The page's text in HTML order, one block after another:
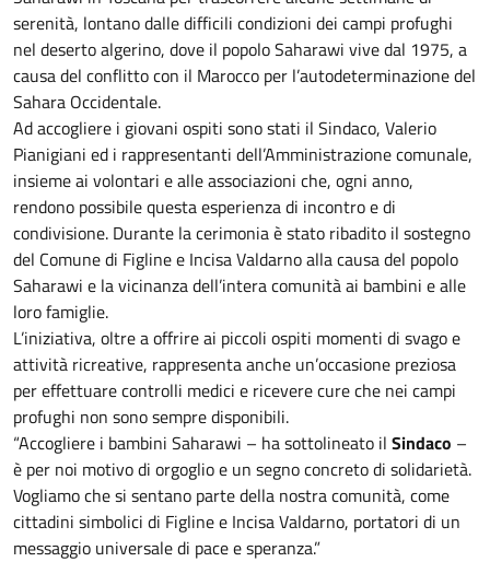
serenità, lontano dalle difficili condizioni dei campi profughi
nel deserto algerino, dove il popolo Saharawi vive dal 1975, a
causa del conflitto con il Marocco per l’autodeterminazione del
Sahara Occidentale.
Ad accogliere i giovani ospiti sono stati il Sindaco, Valerio
Pianigiani ed i rappresentanti dell’Amministrazione comunale,
insieme ai volontari e alle associazioni che, ogni anno,
rendono possibile questa esperienza di incontro e di
condivisione. Durante la cerimonia è stato ribadito il sostegno
del Comune di Figline e Incisa Valdarno alla causa del popolo
Saharawi e la vicinanza dell’intera comunità ai bambini e alle
loro famiglie.
L’iniziativa, oltre a offrire ai piccoli ospiti momenti di svago e
attività ricreative, rappresenta anche un’occasione preziosa
per effettuare controlli medici e ricevere cure che nei campi
profughi non sono sempre disponibili.
“Accogliere i bambini Saharawi – ha sottolineato il Sindaco –
è per noi motivo di orgoglio e un segno concreto di solidarietà.
Vogliamo che si sentano parte della nostra comunità, come
cittadini simbolici di Figline e Incisa Valdarno, portatori di un
messaggio universale di pace e speranza.”